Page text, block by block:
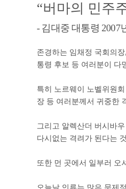
“버마의 민주
- 김대중 대통령 2007
존경하는 임채정 국회의장,
통령 후보 등 여러분이 다
특히 노르웨이 노벨위원
장 등 여러분께서 귀중한
그리고 알렉산더 버시바
다시없는 격려가 된다는
또한 먼 곳에서 일부러 오